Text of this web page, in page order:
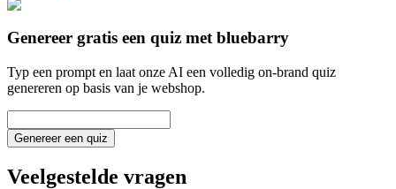
Genereer gratis een quiz met bluebarry
Typ een prompt en laat onze AI een volledig on-brand quiz
genereren op basis van je webshop.
Genereer een quiz
Veelgestelde vragen